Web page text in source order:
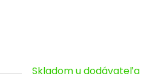
Skladom u dodávateľa